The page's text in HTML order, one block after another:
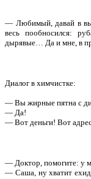
— Любимый, давай в
весь пообносился:
дырявые… Да и мне, в
Диалог в химчистке:
— Вы жирные пятна с
— Да!
— Вот деньги! Вот
— Доктор, помогите: у
— Саша, ну хватит